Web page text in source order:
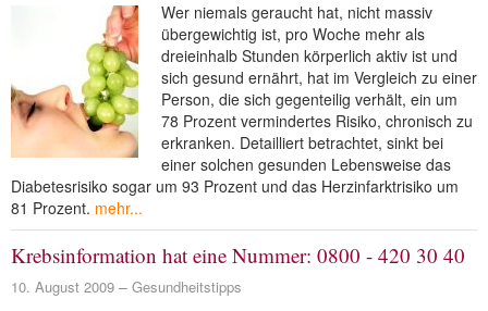
Wer niemals geraucht hat, nicht massiv
übergewichtig ist, pro Woche mehr als
dreieinhalb Stunden körperlich aktiv ist und
sich gesund ernährt, hat im Vergleich zu einer
Person, die sich gegenteilig verhält, ein um
78 Prozent vermindertes Risiko, chronisch zu
erkranken. Detailliert betrachtet, sinkt bei
einer solchen gesunden Lebensweise das
Diabetesrisiko sogar um 93 Prozent und das Herzinfarktrisiko um
81 Prozent. mehr...
Krebsinformation hat eine Nummer: 0800 - 420 30 40
10. August 2009 Gesundheitstipps